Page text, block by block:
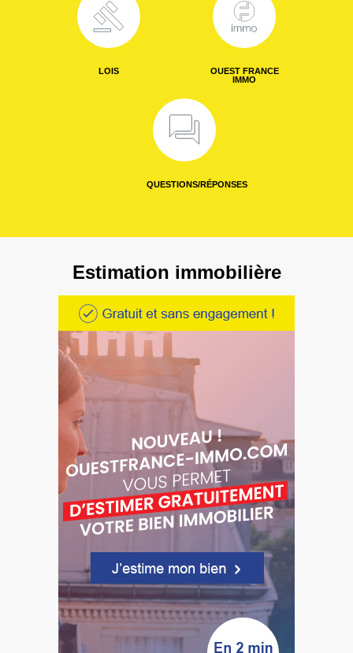
LOIS
OUEST FRANCE
IMMO
QUESTIONS/RÉPONSES
Estimation immobilière